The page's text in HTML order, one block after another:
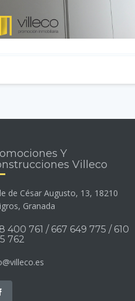
Y
Villeco
de César Augusto, 13, 18210
Granada
400 761 / 667 649 775 / 610
762